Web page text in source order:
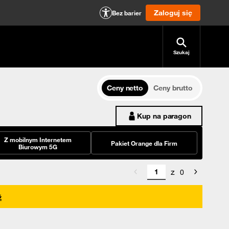
Bez barier Zaloguj się
Szukaj
Ceny netto
Ceny brutto
Kup na paragon
Z mobilnym Internetem
Biurowym 5G
Pakiet Orange dla Firm
z 0